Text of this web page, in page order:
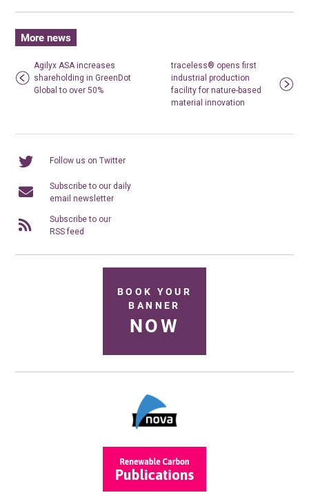
More news
Agilyx ASA increases
shareholding in GreenDot
Global to over 50%
traceless® opens first
industrial production
facility for nature-based
material innovation
Follow us on Twitter
Subscribe to our daily
email newsletter
Subscribe to our
RSS feed
BOOK YOUR
BANNER
NOW